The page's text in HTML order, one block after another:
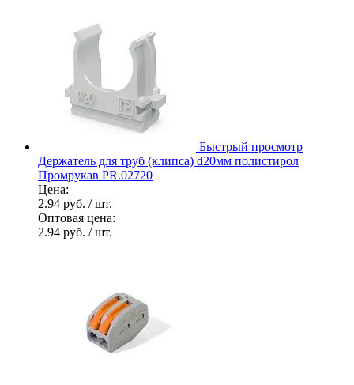
Быстрый просмотр
Держатель для труб (клипса) d20мм полистирол
Промрукав PR.02720
Цена:
2.94 руб. / шт.
Оптовая цена:
2.94 руб. / шт.